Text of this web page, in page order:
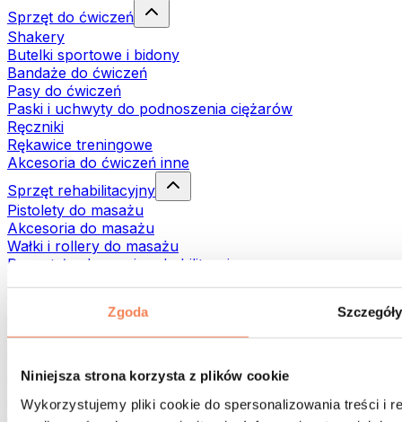
Zgoda Szczegóły
Niniejsza strona korzysta z plików cookie
Wykorzystujemy pliki cookie do spersonalizowania treści i
Sprzęt do ćwiczeń
Shakery
Butelki sportowe i bidony
Bandaże do ćwiczeń
Pasy do ćwiczeń
Paski i uchwyty do podnoszenia ciężarów
Ręczniki
Rękawice treningowe
Akcesoria do ćwiczeń inne
Sprzęt rehabilitacyjny
Pistolety do masażu
Akcesoria do masażu
Wałki i rollery do masażu
Pozostałe akcesoria rehabilitacyjne
Torby i plecaki
Torby na żywność i akcesoria
Akcesoria dopasowane do aktywności
Bieganie
Sporty walki